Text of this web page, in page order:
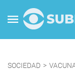
SOCIEDAD >